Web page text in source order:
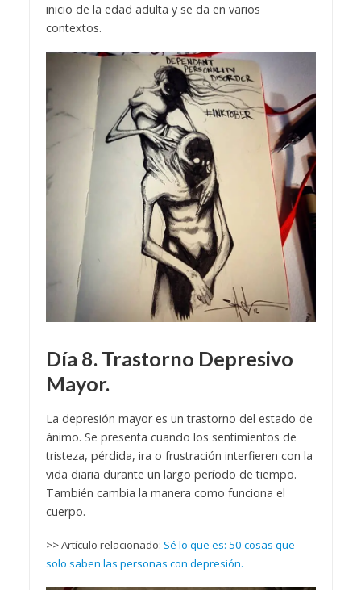
inicio de la edad adulta y se da en varios
contextos.
Día 8. Trastorno Depresivo
Mayor.
La depresión mayor es un trastorno del estado de
ánimo. Se presenta cuando los sentimientos de
tristeza, pérdida, ira o frustración interfieren con la
vida diaria durante un largo período de tiempo.
También cambia la manera como funciona el
cuerpo.
>> Artículo relacionado: Sé lo que es: 50 cosas que
solo saben las personas con depresión.